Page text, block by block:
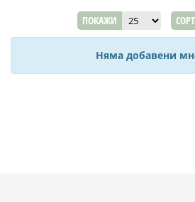
ПОКАЖИ
Няма добавени